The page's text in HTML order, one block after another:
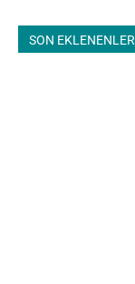
SON EKLENENLER